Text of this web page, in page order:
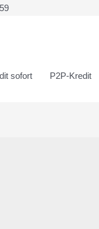
sofort P2P-Kredit